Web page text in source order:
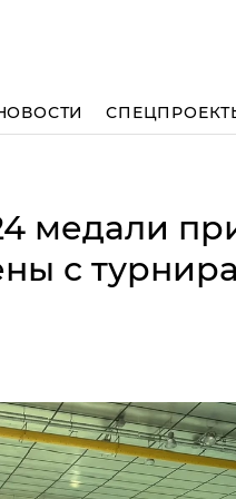
медали
с